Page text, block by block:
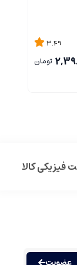
3.49
تومان
فیزیکی کالا